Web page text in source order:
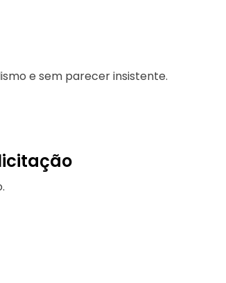
e sem parecer insistente.